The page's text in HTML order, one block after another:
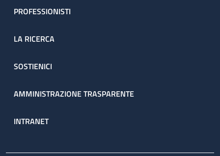
PROFESSIONISTI
LA RICERCA
SOSTIENICI
AMMINISTRAZIONE TRASPARENTE
INTRANET